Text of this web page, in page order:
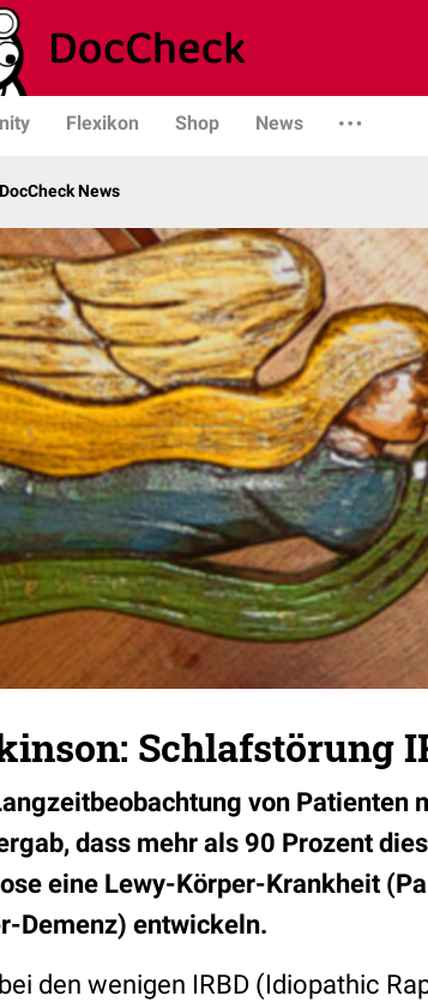
Flexikon Shop News
DocCheck News
Schlafstörung
von
dass mehr als 90 Prozent
eine Lewy-Körper-Krankheit
Demenz) entwickeln.
den wenigen IRBD (Idiopathic